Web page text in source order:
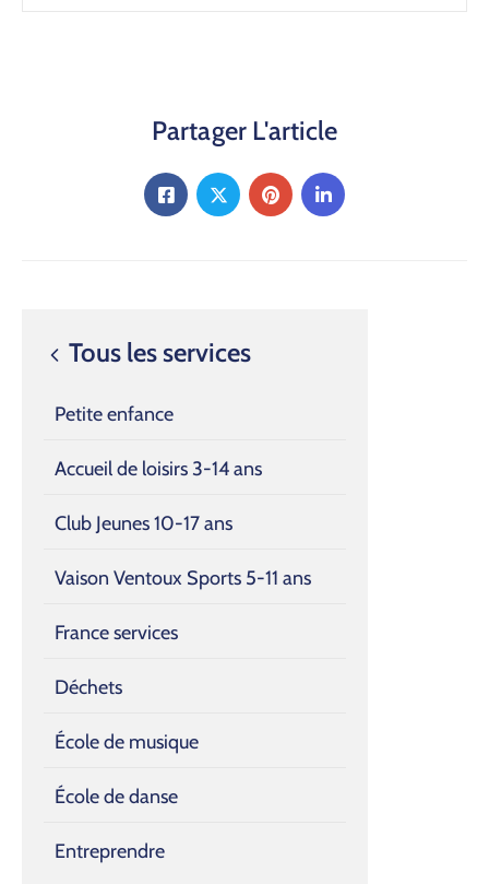
Tous les services
Petite enfance
Accueil de loisirs 3-14 ans
Club Jeunes 10-17 ans
Vaison Ventoux Sports 5-11 ans
France services
Déchets
École de musique
École de danse
Entreprendre
Partager L'article